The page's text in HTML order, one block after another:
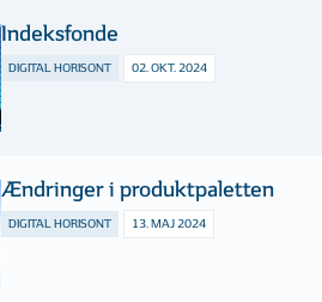
Indeksfonde
DIGITAL HORISONT 02. OKT. 2024
Ændringer i produktpaletten
DIGITAL HORISONT 13. MAJ 2024